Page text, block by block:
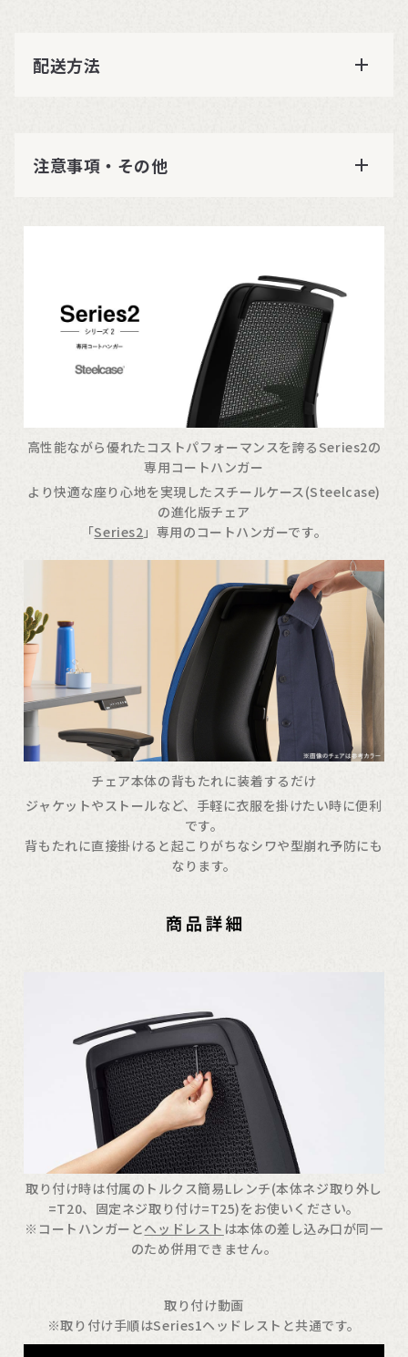
配送方法
注意事項・その他
高性能ながら優れたコストパフォーマンスを誇るSeries2の
専用コートハンガー
より快適な座り心地を実現したスチールケース(Steelcase)
の進化版チェア
「Series2」専用のコートハンガーです。
チェア本体の背もたれに装着するだけ
ジャケットやストールなど、手軽に衣服を掛けたい時に便利
です。
背もたれに直接掛けると起こりがちなシワや型崩れ予防にも
なります。
取り付け時は付属のトルクス簡易Lレンチ(本体ネジ取り外し
=T20、固定ネジ取り付け=T25)をお使いください。
※コートハンガーとヘッドレスト は本体の差し込み口が同一
のため併用できません。
取り付け動画
※取り付け手順はSeries1ヘッドレストと共通です。